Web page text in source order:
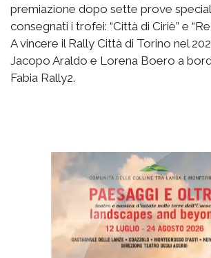
premiazione dopo sette prove
consegnati i trofei: “Città di Ciriè” e
A vincere il Rally Città di Torino nel
Jacopo Araldo e Lorena Boero a
Fabia Rally2.